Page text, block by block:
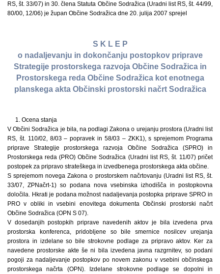
RS, št. 33/07) in 30. člena Statuta Občine Sodražica (Uradni list RS, št. 44/99,
80/00, 12/06) je župan Občine Sodražica dne 20. julija 2007 sprejel
S K L E P
o nadaljevanju in dokončanju postopkov priprave
Strategije prostorskega razvoja Občine Sodražica in
Prostorskega reda Občine Sodražica kot enotnega
planskega akta Občinski prostorski načrt Sodražica
1. Ocena stanja
V Občini Sodražica je bila, na podlagi Zakona o urejanju prostora (Uradni list
RS, št. 110/02, 8/03 – popravek in 58/03 – ZKK1), s sprejemom Programa
priprave Strategije prostorskega razvoja Občine Sodražica (SPRO) in
Prostorskega reda (PRO) Občine Sodražica (Uradni list RS, št. 11/07) pričet
postopek za pripravo strateškega in izvedbenega prostorskega akta občine.
S sprejemom novega Zakona o prostorskem načrtovanju (Uradni list RS, št.
33/07, ZPNačrt-1) so podana nova vsebinska izhodišča in postopkovna
določila. Hkrati je podana možnost nadaljevanja postopka priprave SPRO in
PRO v obliki in vsebini enovitega dokumenta Občinski prostorski načrt
Občine Sodražica (OPN S 07).
V dosedanjih postopkih priprave navedenih aktov je bila izvedena prva
prostorska konferenca, pridobljene so bile smernice nosilcev urejanja
prostora in izdelane so bile strokovne podlage za pripravo aktov. Ker za
navedene prostorske akte še ni bila izvedena javna razgrnitev, so podani
pogoji za nadaljevanje postopkov po novem zakonu v vsebini občinskega
prostorskega načrta (OPN). Izdelane strokovne podlage se dopolni in